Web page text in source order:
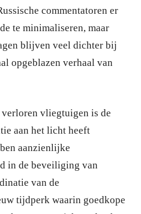
commentatoren er
te minimaliseren, maar
blijven veel dichter bij
opgeblazen verhaal van
vliegtuigen is de
aan het licht heeft
aanzienlijke
in de beveiliging van
van de
tijdperk waarin goedkope